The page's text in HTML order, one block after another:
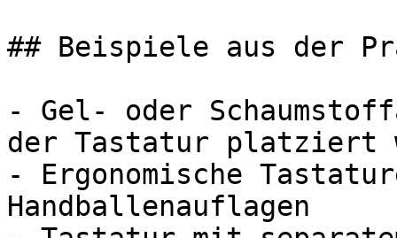
## Beispiele aus der
- Gel- oder
der Tastatur platziert
- Ergonomische
Handballenauflagen